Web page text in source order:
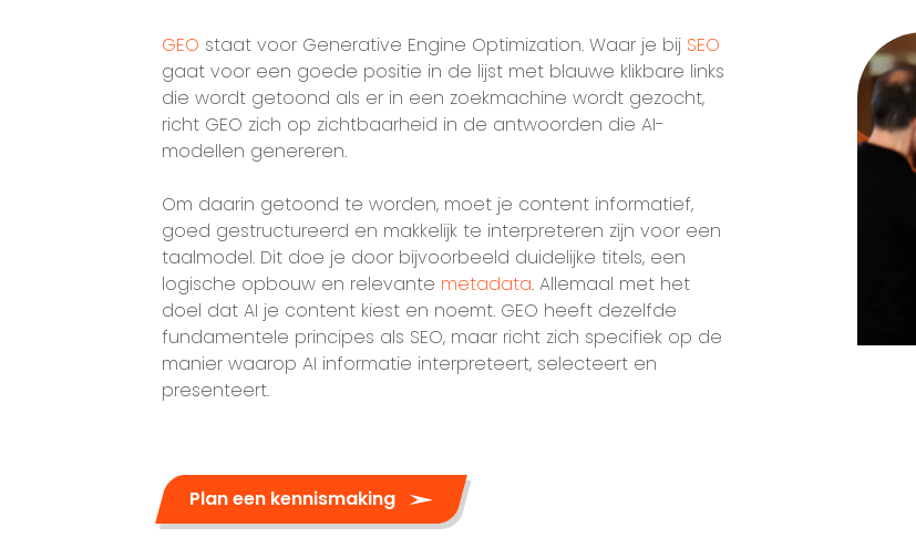
GEO staat voor Generative Engine Optimization. Waar je bij SEO
gaat voor een goede positie in de lijst met blauwe klikbare links
die wordt getoond als er in een zoekmachine wordt gezocht,
richt GEO zich op zichtbaarheid in de antwoorden die AI-
modellen genereren.
Om daarin getoond te worden, moet je content informatief,
goed gestructureerd en makkelijk te interpreteren zijn voor een
taalmodel. Dit doe je door bijvoorbeeld duidelijke titels, een
logische opbouw en relevante metadata. Allemaal met het
doel dat AI je content kiest en noemt. GEO heeft dezelfde
fundamentele principes als SEO, maar richt zich specifiek op de
manier waarop AI informatie interpreteert, selecteert en
presenteert.
Plan een kennismaking